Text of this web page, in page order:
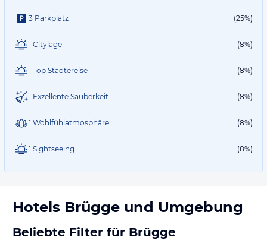
3 Parkplatz (25%)
1 Citylage (8%)
1 Top Städtereise (8%)
1 Exzellente Sauberkeit (8%)
1 Wohlfühlatmosphäre (8%)
1 Sightseeing (8%)
Hotels Brügge und Umgebung
Beliebte Filter für Brügge